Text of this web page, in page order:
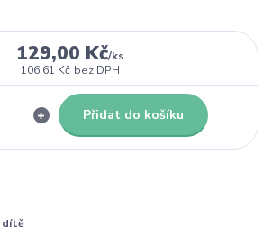
129,00 Kč/ks
106,61 Kč bez DPH
Přidat do košíku
dítě